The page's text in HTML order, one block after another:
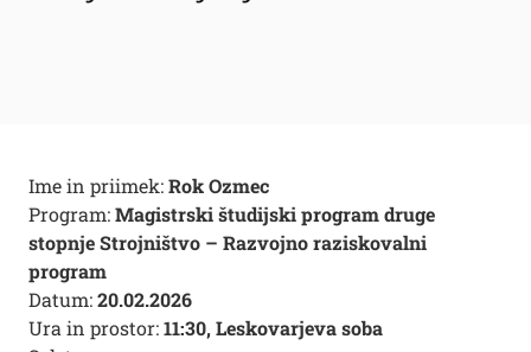
Ime in priimek:Rok Ozmec
Program:Magistrski študijski program druge
stopnje Strojništvo – Razvojno raziskovalni
program
Datum:20.02.2026
Ura in prostor:11:30, Leskovarjeva soba